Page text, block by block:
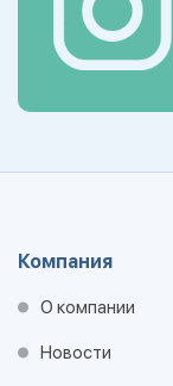
Компания
О компании
Новости